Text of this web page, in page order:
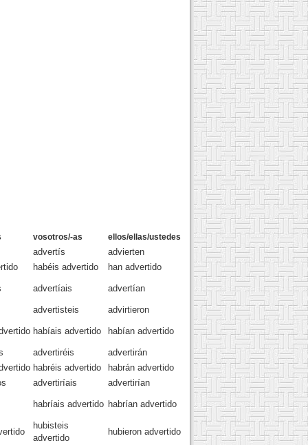
vosotros/-as ellos/ellas/ustedes
advertís
advierten
habéis advertido han advertido
advertíais advertían
advertisteis advirtieron
habíais advertido habían advertido
advertiréis
advertirán
habréis advertido
habrán advertido
advertiríais advertirían
habríais advertido habrían advertido
hubisteis
advertido
hubieron advertido